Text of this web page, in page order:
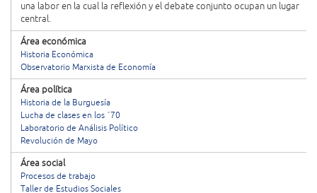
una labor en la cual la reflexión y el debate conjunto ocupan un lugar
central.
Área económica
Historia Económica
Observatorio Marxista de Economía
Área política
Historia de la Burguesía
Lucha de clases en los ´70
Laboratorio de Análisis Político
Revolución de Mayo
Área social
Procesos de trabajo
Taller de Estudios Sociales